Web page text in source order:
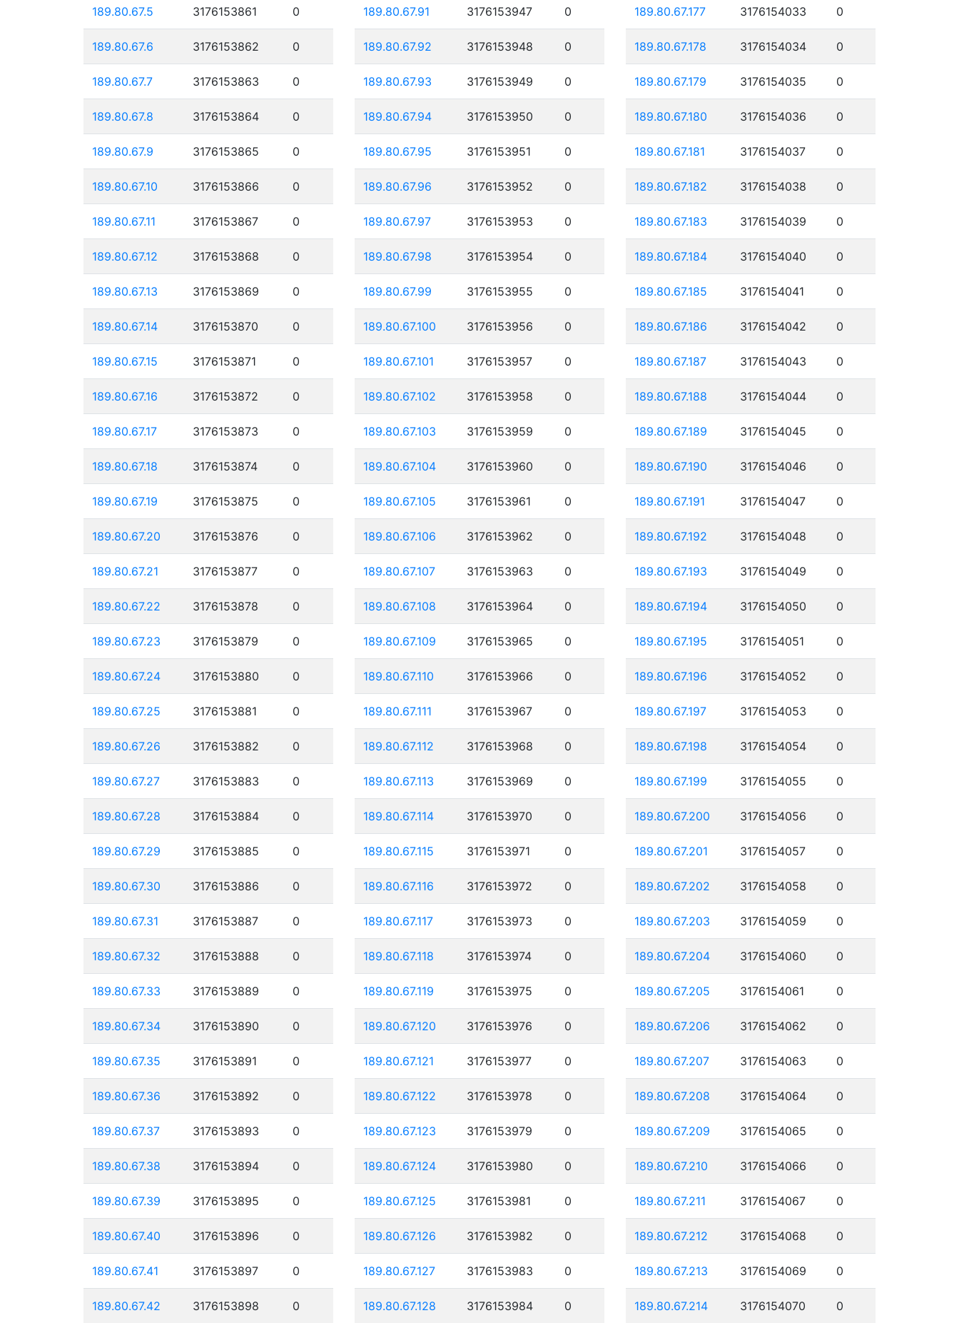
189.80.67.5 3176153861 0
189.80.67.6 3176153862 0
189.80.67.7 3176153863 0
189.80.67.8 3176153864 0
189.80.67.9 3176153865 0
189.80.67.10 3176153866 0
189.80.67.11 3176153867 0
189.80.67.12 3176153868 0
189.80.67.13 3176153869 0
189.80.67.14 3176153870 0
189.80.67.15 3176153871 0
189.80.67.16 3176153872 0
189.80.67.17 3176153873 0
189.80.67.18 3176153874 0
189.80.67.19 3176153875 0
189.80.67.20 3176153876 0
189.80.67.21 3176153877 0
189.80.67.22 3176153878 0
189.80.67.23 3176153879 0
189.80.67.24 3176153880 0
189.80.67.25 3176153881 0
189.80.67.26 3176153882 0
189.80.67.27 3176153883 0
189.80.67.28 3176153884 0
189.80.67.29 3176153885 0
189.80.67.30 3176153886 0
189.80.67.31 3176153887 0
189.80.67.32 3176153888 0
189.80.67.33 3176153889 0
189.80.67.34 3176153890 0
189.80.67.35 3176153891 0
189.80.67.36 3176153892 0
189.80.67.37 3176153893 0
189.80.67.38 3176153894 0
189.80.67.39 3176153895 0
189.80.67.40 3176153896 0
189.80.67.41 3176153897 0
189.80.67.42 3176153898 0
189.80.67.91 3176153947 0
189.80.67.92 3176153948 0
189.80.67.93 3176153949 0
189.80.67.94 3176153950 0
189.80.67.95 3176153951 0
189.80.67.96 3176153952 0
189.80.67.97 3176153953 0
189.80.67.98 3176153954 0
189.80.67.99 3176153955 0
189.80.67.100 3176153956 0
189.80.67.101 3176153957 0
189.80.67.102 3176153958 0
189.80.67.103 3176153959 0
189.80.67.104 3176153960 0
189.80.67.105 3176153961 0
189.80.67.106 3176153962 0
189.80.67.107 3176153963 0
189.80.67.108 3176153964 0
189.80.67.109 3176153965 0
189.80.67.110 3176153966 0
189.80.67.111 3176153967 0
189.80.67.112 3176153968 0
189.80.67.113 3176153969 0
189.80.67.114 3176153970 0
189.80.67.115 3176153971 0
189.80.67.116 3176153972 0
189.80.67.117 3176153973 0
189.80.67.118 3176153974 0
189.80.67.119 3176153975 0
189.80.67.120 3176153976 0
189.80.67.121 3176153977 0
189.80.67.122 3176153978 0
189.80.67.123 3176153979 0
189.80.67.124 3176153980 0
189.80.67.125 3176153981 0
189.80.67.126 3176153982 0
189.80.67.127 3176153983 0
189.80.67.128 3176153984 0
189.80.67.177 3176154033 0
189.80.67.178 3176154034 0
189.80.67.179 3176154035 0
189.80.67.180 3176154036 0
189.80.67.181 3176154037 0
189.80.67.182 3176154038 0
189.80.67.183 3176154039 0
189.80.67.184 3176154040 0
189.80.67.185 3176154041 0
189.80.67.186 3176154042 0
189.80.67.187 3176154043 0
189.80.67.188 3176154044 0
189.80.67.189 3176154045 0
189.80.67.190 3176154046 0
189.80.67.191 3176154047 0
189.80.67.192 3176154048 0
189.80.67.193 3176154049 0
189.80.67.194 3176154050 0
189.80.67.195 3176154051 0
189.80.67.196 3176154052 0
189.80.67.197 3176154053 0
189.80.67.198 3176154054 0
189.80.67.199 3176154055 0
189.80.67.200 3176154056 0
189.80.67.201 3176154057 0
189.80.67.202 3176154058 0
189.80.67.203 3176154059 0
189.80.67.204 3176154060 0
189.80.67.205 3176154061 0
189.80.67.206 3176154062 0
189.80.67.207 3176154063 0
189.80.67.208 3176154064 0
189.80.67.209 3176154065 0
189.80.67.210 3176154066 0
189.80.67.211 3176154067 0
189.80.67.212 3176154068 0
189.80.67.213 3176154069 0
189.80.67.214 3176154070 0